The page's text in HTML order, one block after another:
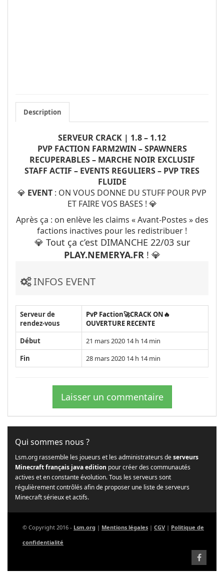
Description
SERVEUR CRACK | 1.8 – 1.12
PVP FACTION FARM2WIN – SPAWNERS
RECUPERABLES – MARCHE NOIR EXCLUSIF
STAFF ACTIF – EVENTS REGULIERS – PVP TRES
FLUIDE
💎 EVENT : ON VOUS DONNE DU STUFF POUR PVP
ET FAIRE VOS BASES ! 💎
Après ça : on enlève les claims « Avant-Postes » des
factions inactives pour les redistribuer !
💎 Tout ça c’est DIMANCHE 22/03 sur
PLAY.NEMERYA.FR! 💎
INFOS EVENT
Serveur de
rendez-vous
PvP Faction🚀CRACK ON🔥
OUVERTURE RECENTE
Début
21 mars 2020 14 h 14 min
Fin
28 mars 2020 14 h 14 min
Laisser un commentaire
Qui sommes nous ?
Lsm.org rassemble les joueurs et les administrateurs deserveurs
Minecraft français java edition pour créer des communautés
actives et en constante évolution. Tous les serveurs sont
régulièrement contrôlés afin de proposer une liste de serveurs
Minecraft sérieux et actifs.
© Copyright 2016 - Lsm.org | Mentions légales | CGV | Politique de
confidentialité